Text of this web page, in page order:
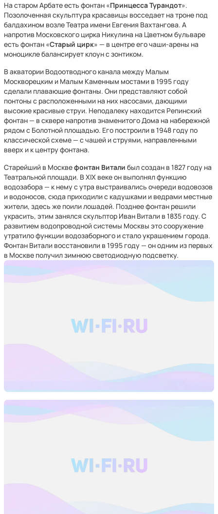
На старом Арбате есть фонтан «Принцесса Турандот».
Позолоченная скульптура красавицы восседает на троне под
балдахином возле Театра имени Евгения Вахтангова. А
напротив Московского цирка Никулина на Цветном бульваре
есть фонтан «Старый цирк» — в центре его чаши-арены на
моноцикле балансирует клоун с зонтиком.
В акватории Водоотводного канала между Малым
Москворецким и Малым Каменным мостами в 1995 году
сделали плавающие фонтаны. Они представляют собой
понтоны с расположенными на них насосами, дающими
высокие красивые струи. Неподалеку находится Репинский
фонтан — в сквере напротив знаменитого Дома на набережной
рядом с Болотной площадью. Его построили в 1948 году по
классической схеме — с чашей и струями, направленными
вверх и к центру фонтана.
Старейший в Москвефонтан Витали был создан в 1827 году на
Театральной площади. В XIX веке он выполнял функцию
водозабора — к нему с утра выстраивались очереди водовозов
и водоносов, сюда приходили с кадушками и ведрами местные
жители, здесь же поили лошадей. Позднее фонтан решили
украсить, этим занялся скульптор Иван Витали в 1835 году. С
развитием водопроводной системы Москвы это сооружение
утратило функции водозаборного и стало украшением города.
Фонтан Витали восстановили в 1995 году — он одним из первых
в Москве получил зимнюю светодиодную подсветку.